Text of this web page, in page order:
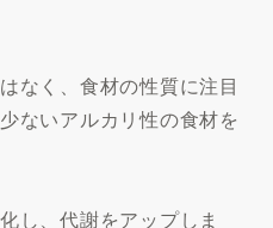
なく、食材の性質に注目
ないアルカリ性の食材を
し、代謝をアップしま